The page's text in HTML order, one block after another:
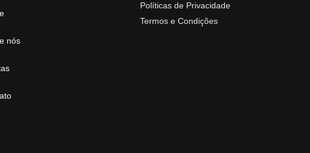
nós
Políticas de Privacidade
Termos e Condições